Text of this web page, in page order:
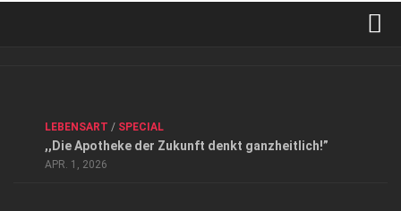
Datenschutzerklärung
Top Magazin Dresden / Ostsachsen
LEBENSART / SPECIAL
,,Die Apotheke der Zukunft denkt ganzheitlich!”
APR. 1, 2026